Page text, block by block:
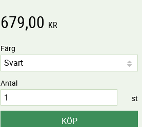
679,00 KR
Färg
Antal
st
KÖP